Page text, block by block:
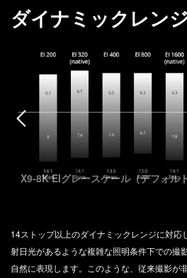
ダイナミックレン
X9-8K EIグレースケール（ダイナミ
時）
14ストップ以上のダイナミックレンジに対
射日光があるような複雑な照明条件下での撮
自然に表現します。このような、従来撮影が